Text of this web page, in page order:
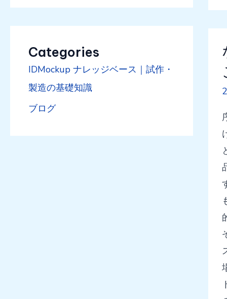
Categories
IDMockup ナレッジベース｜試作・
製造の基礎知識
ブログ